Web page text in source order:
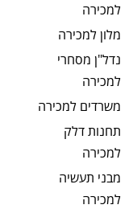
למכירה
מלון למכירה
נדל"ן מסחרי
למכירה
משרדים למכירה
תחנות דלק
למכירה
מבני תעשיה
למכירה